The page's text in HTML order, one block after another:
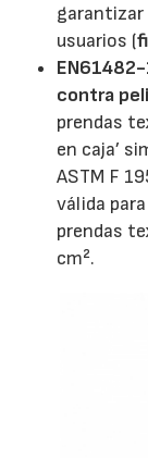
garantizar
usuarios (
contra
prendas
en caja’
ASTM F
válida
prendas
cm².